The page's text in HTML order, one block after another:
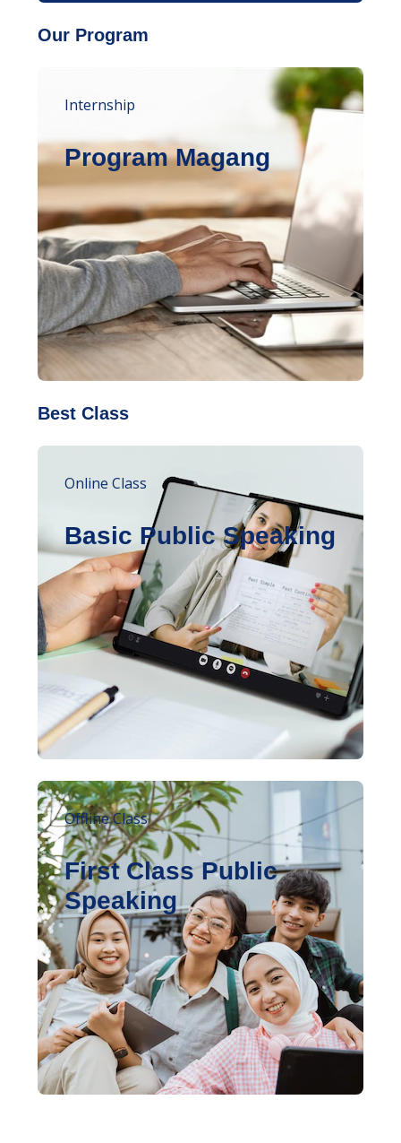
Our Program
Internship
Program Magang
Best Class
Online Class
Basic Public Speaking
Offline Class
First Class Public
Speaking